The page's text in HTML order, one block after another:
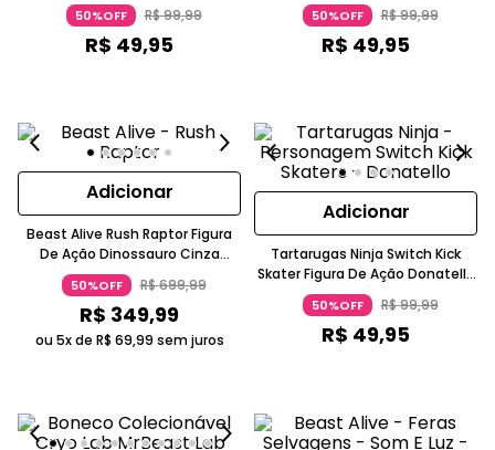
Movimento 5-7 Anos Candide
50%OFF R$99,99
R$ 49,95
Skate A Corda Com Movimento
5-7 Anos Candide
50%OFF R$99,99
R$ 49,95
Adicionar
Beast Alive Rush Raptor Figura
De Ação Dinossauro Cinza
Escuro Faixa Azul Com Controle
Remoto 7 Funções Candide
50%OFF R$699,99
R$ 349,99
ou 5x de R$ 69,99 sem juros
Adicionar
Tartarugas Ninja Switch Kick
Skater Figura De Ação Donatello
Com Movimento Máscara Roxa
5-7 Anos Candide
50%OFF R$99,99
R$ 49,95